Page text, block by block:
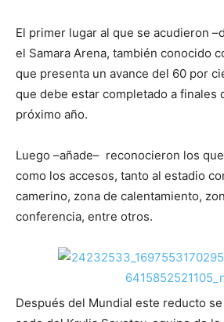
El primer lugar al que se acudieron
el Samara Arena, también conocido
que presenta un avance del 60 por
que debe estar completado a finales
próximo año.
Luego –añade– reconocieron los
como los accesos, tanto al estadio
camerino, zona de calentamiento,
conferencia, entre otros.
Después del Mundial este reducto